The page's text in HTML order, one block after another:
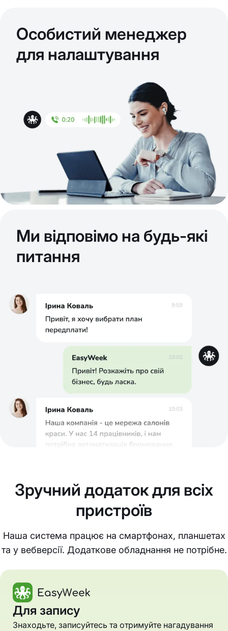
Особистий менеджер
для налаштування
Ми відповімо на будь-які
питання
Зручний додаток для всіх
пристроїв
Наша система працює на смартфонах, планшетах
та у вебверсії. Додаткове обладнання не потрібне.
Для запису
Знаходьте, записуйтесь та отримуйте нагадування